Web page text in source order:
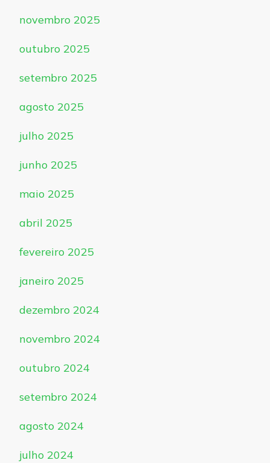
novembro 2025
outubro 2025
setembro 2025
agosto 2025
julho 2025
junho 2025
maio 2025
abril 2025
fevereiro 2025
janeiro 2025
dezembro 2024
novembro 2024
outubro 2024
setembro 2024
agosto 2024
julho 2024